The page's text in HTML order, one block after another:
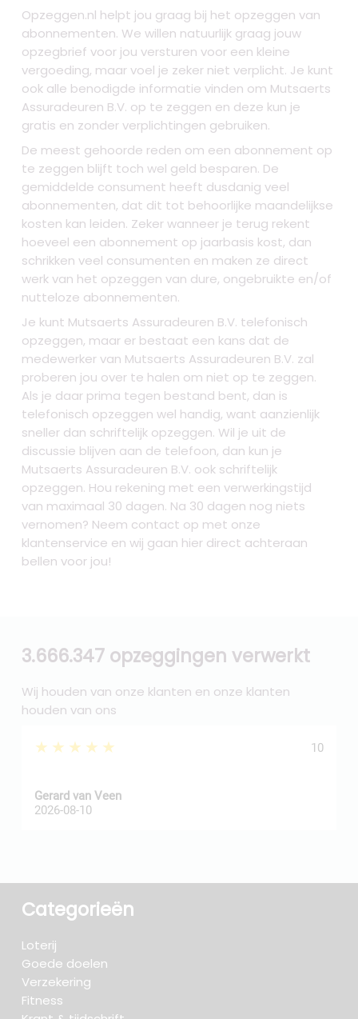
Opzeggen.nl helpt jou graag bij het opzeggen van
abonnementen. We willen natuurlijk graag jouw
opzegbrief voor jou versturen voor een kleine
vergoeding, maar voel je zeker niet verplicht. Je kunt
ook alle benodigde informatie vinden om Mutsaerts
Assuradeuren B.V. op te zeggen en deze kun je
gratis en zonder verplichtingen gebruiken.
De meest gehoorde reden om een abonnement op
te zeggen blijft toch wel geld besparen. De
gemiddelde consument heeft dusdanig veel
abonnementen, dat dit tot behoorlijke maandelijkse
kosten kan leiden. Zeker wanneer je terug rekent
hoeveel een abonnement op jaarbasis kost, dan
schrikken veel consumenten en maken ze direct
werk van het opzeggen van dure, ongebruikte en/of
nutteloze abonnementen.
Je kunt Mutsaerts Assuradeuren B.V. telefonisch
opzeggen, maar er bestaat een kans dat de
medewerker van Mutsaerts Assuradeuren B.V. zal
proberen jou over te halen om niet op te zeggen.
Als je daar prima tegen bestand bent, dan is
telefonisch opzeggen wel handig, want aanzienlijk
sneller dan schriftelijk opzeggen. Wil je uit de
discussie blijven aan de telefoon, dan kun je
Mutsaerts Assuradeuren B.V. ook schriftelijk
opzeggen. Hou rekening met een verwerkingstijd
van maximaal 30 dagen. Na 30 dagen nog niets
vernomen? Neem contact op met onze
klantenservice en wij gaan hier direct achteraan
bellen voor jou!
3.666.347 opzeggingen verwerkt
Wij houden van onze klanten en onze klanten
houden van ons
★★★★★ 10
Gerard van Veen
2026-08-10
Categorieën
Loterij
Goede doelen
Verzekering
Fitness